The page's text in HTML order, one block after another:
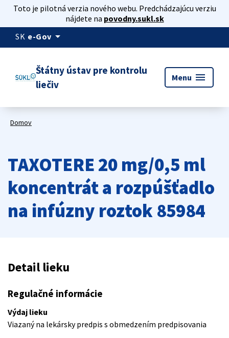
Toto je pilotná verzia nového webu. Predchádzajúcu verziu
nájdete na povodny.sukl.sk
SK e-Gov arrow_drop_down
Štátny ústav pre kontrolu
liečiv
Menu menu
Domov
TAXOTERE 20 mg/0,5 ml
koncentrát a rozpúšťadlo
na infúzny roztok 85984
Detail lieku
Regulačné informácie
Výdaj lieku
Viazaný na lekársky predpis s obmedzením predpisovania